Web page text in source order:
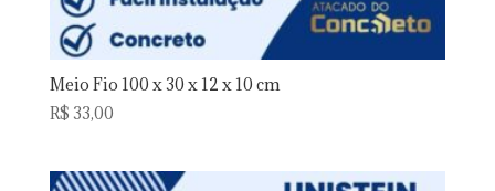
Meio Fio 100 x 30 x 12 x 10 cm
R$ 33,00